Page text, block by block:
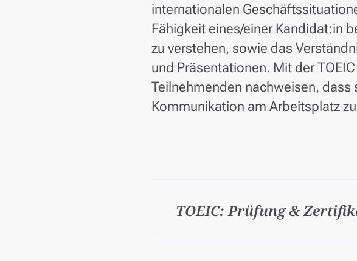
internationalen
Fähigkeit eines/einer Kandidat:in
zu verstehen, sowie das
und Präsentationen. Mit der
Teilnehmenden nachweisen,
Kommunikation am Arbeitsplatz
TOEIC: Prüfung &